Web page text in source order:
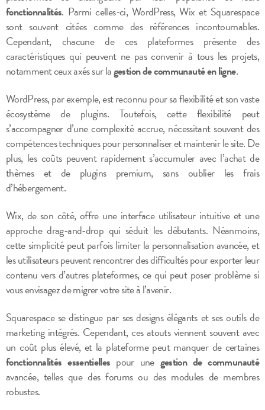
fonctionnalités. Parmi celles-ci, WordPress, Wix et Squarespace
sont souvent citées comme des références incontournables.
Cependant, chacune de ces plateformes présente des
caractéristiques qui peuvent ne pas convenir à tous les projets,
notamment ceux axés sur lagestion de communauté en ligne.
WordPress, par exemple, est reconnu pour sa flexibilité et son vaste
écosystème de plugins. Toutefois, cette flexibilité peut
s’accompagner d’une complexité accrue, nécessitant souvent des
compétences techniques pour personnaliser et maintenir le site. De
plus, les coûts peuvent rapidement s’accumuler avec l’achat de
thèmes et de plugins premium, sans oublier les frais
d’hébergement.
Wix, de son côté, offre une interface utilisateur intuitive et une
approche drag-and-drop qui séduit les débutants. Néanmoins,
cette simplicité peut parfois limiter la personnalisation avancée, et
les utilisateurs peuvent rencontrer des difficultés pour exporter leur
contenu vers d’autres plateformes, ce qui peut poser problème si
vous envisagez de migrer votre site à l’avenir.
Squarespace se distingue par ses designs élégants et ses outils de
marketing intégrés. Cependant, ces atouts viennent souvent avec
un coût plus élevé, et la plateforme peut manquer de certaines
fonctionnalités essentielles pour une gestion de communauté
avancée, telles que des forums ou des modules de membres
robustes.